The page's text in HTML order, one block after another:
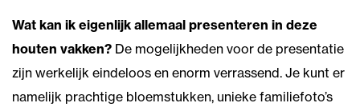
Wat kan ik eigenlijk allemaal presenteren in deze
houten vakken? De mogelijkheden voor de presentatie
zijn werkelijk eindeloos en enorm verrassend. Je kunt er
namelijk prachtige bloemstukken, unieke familiefoto’s